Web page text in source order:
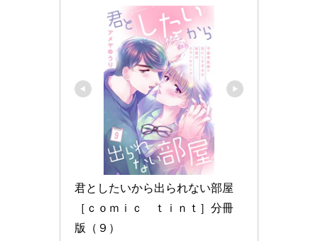
君としたいから出られない部屋
［ｃｏｍｉｃ　ｔｉｎｔ］分冊
版（９）